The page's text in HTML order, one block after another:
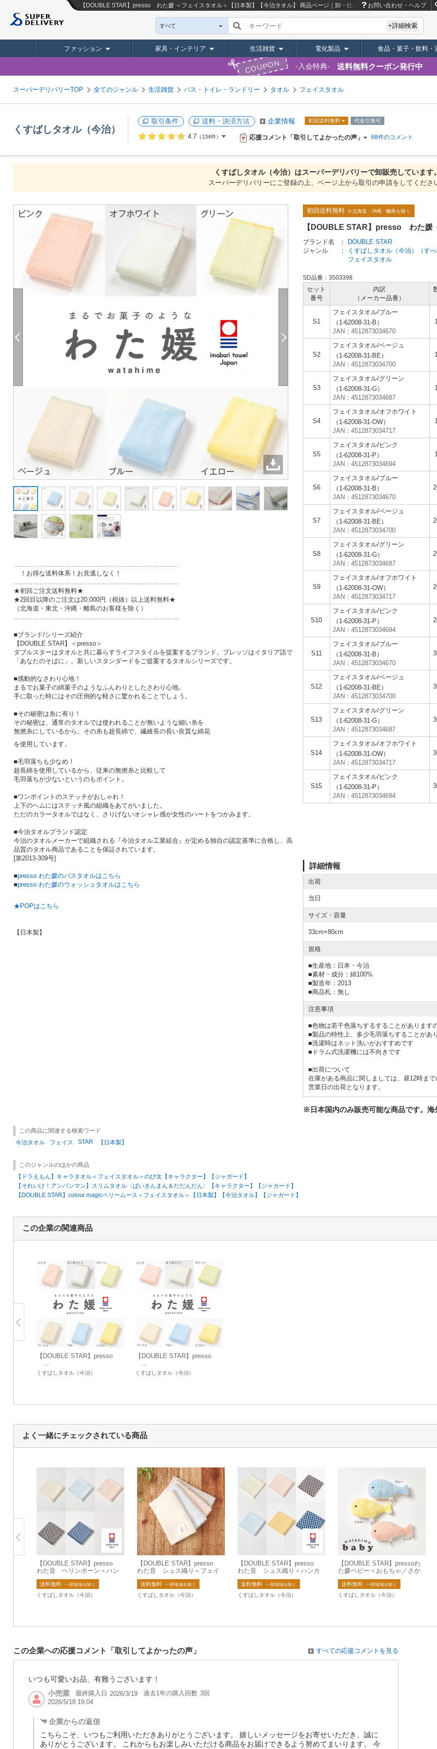
【DOUBLE STAR】presso わた媛 ＜フェイスタオル＞【日本製】【今治タオル】 商品ページ｜卸・仕入れサイト【スーパーデリバリ
お問い合わせ・ヘルプ
すべて キーワード +詳細検索
ファッション 家具・インテリア 生活雑貨 電化製品 食品・菓子・飲料・
COUPON 入会特典 送料無料クーポン発行中
スーパーデリバリーTOP 全てのジャンル 生活雑貨 バス・トイレ・ランドリー タオル フェイスタオル
くすばしタオル（今治）
取引条件 送料・決済方法 企業情報 初回送料無料 代金引換可
4.7（134件） 応援コメント「取引してよかったの声」 68件のコメント
くすばしタオル（今治）はスーパーデリバリーで卸販売しています。
スーパーデリバリーにご登録の上、ページ上から取引の申請をしてくださ
……………………………………………………………………
！お得な送料体系！お見逃しなく！
……………………………………………………………………
★初回ご注文送料無料★
★2回目以降のご注文は20,000円（税抜）以上送料無料★
（北海道・東北・沖縄・離島のお客様を除く）
……………………………………………………………………
■ブランド/シリーズ紹介
【DOUBLE STAR】＜presso＞
ダブルスターはタオルと共に暮らすライフスタイルを提案するブランド。プレッソはイタリア語で
「あなたのそばに」。新しいスタンダードをご提案するタオルシリーズです。
■感動的なさわり心地！
まるでお菓子の綿菓子のようなふんわりとしたさわり心地。
手に取った時にはその圧倒的な軽さに驚かれることでしょう。
■その秘密は糸に有り！
その秘密は、通常のタオルでは使われることが無いような細い糸を
無撚糸にしているから。その糸も超長綿で、繊維長の長い良質な綿花
を使用しています。
■毛羽落ちも少なめ！
超長綿を使用しているから、従来の無撚糸と比較して
毛羽落ちが少ないというのもポイント。
■ワンポイントのステッチがおしゃれ！
上下のヘムにはステッチ風の組織をあてがいました。
ただのカラータオルではなく、さりげないオシャレ感が女性のハートをつかみます。
■今治タオルブランド認定
今治のタオルメーカーで組織される『今治タオル工業組合』が定める独自の認定基準に合格し、高
品質のタオル商品であることを保証されています。
[第2013-309号]
■presso わた媛のバスタオルはこちら
■presso わた媛のウォッシュタオルはこちら
★POPはこちら
【日本製】
初回送料無料 ※北海道・沖縄・離島を除く
【DOUBLE STAR】presso わた媛
ブランド名 ：
DOUBLE STAR
ジャンル
： くすばしタオル（今治）（すべ
フェイスタオル
SD品番：3503398
セット
番号
内訳
（メーカー品番）
S1
フェイスタオル/ブルー
（1-62008-31-B）
JAN：4512873034670
S2
フェイスタオル/ベージュ
（1-62008-31-BE）
JAN：4512873034700
S3
フェイスタオル/グリーン
（1-62008-31-G）
JAN：4512873034687
S4
フェイスタオル/オフホワイト
（1-62008-31-OW）
JAN：4512873034717
S5
フェイスタオル/ピンク
（1-62008-31-P）
JAN：4512873034694
S6
フェイスタオル/ブルー
（1-62008-31-B）
JAN：4512873034670
S7
フェイスタオル/ベージュ
（1-62008-31-BE）
JAN：4512873034700
S8
フェイスタオル/グリーン
（1-62008-31-G）
JAN：4512873034687
S9
フェイスタオル/オフホワイト
（1-62008-31-OW）
JAN：4512873034717
S10
フェイスタオル/ピンク
（1-62008-31-P）
JAN：4512873034694
S11
フェイスタオル/ブルー
（1-62008-31-B）
JAN：4512873034670
S12
フェイスタオル/ベージュ
（1-62008-31-BE）
JAN：4512873034700
S13
フェイスタオル/グリーン
（1-62008-31-G）
JAN：4512873034687
S14
フェイスタオル/オフホワイト
（1-62008-31-OW）
JAN：4512873034717
S15
フェイスタオル/ピンク
（1-62008-31-P）
JAN：4512873034694
詳細情報
出荷
当日
サイズ・容量
33cm×80cm
規格
■生産地：日本・今治
■素材・成分：綿100%
■製造年：2013
■商品札：無し
注意事項
■色物は若干色落ちするすることがあります
■製品の特性上、多少毛羽落ちすることがあ
■洗濯時はネット洗いがおすすめです
■ドラム式洗濯機には不向きです
■出荷について
在庫がある商品に関しましては、昼12時ま
営業日の出荷となります。
※日本国内のみ販売可能な商品です。海
この商品に関連する検索ワード
今治タオル
フェイス STAR 【日本製】
このジャンルのほかの商品
【ドラえもん】キャラタオル＜フェイスタオル＞のび太【キャラクター】【ジャガード】
【それいけ！アンパンマン】スリムタオル〈ばいきんまん＆だだんだん〉【キャラクター】【ジャカード】
【DOUBLE STAR】colour magicベリームース＜フェイスタオル＞【日本製】【今治タオル】【ジャガード】
この企業の関連商品
【DOUBLE STAR】presso
...
くすばしタオル（今治）
【DOUBLE STAR】presso
...
くすばしタオル（今治）
よく一緒にチェックされている商品
【DOUBLE STAR】presso
わた音 ヘリンボーン＜ハン
カチーフ＞【日本製】【今治
タオル】
送料無料 一部地域を除く
くすばしタオル（今治）
【DOUBLE STAR】presso
わた音 シュス織り＜フェイ
スタオル＞【日本製】【今治
タオル】
送料無料 一部地域を除く
くすばしタオル（今治）
【DOUBLE STAR】presso
わた音 シュス織り＜ハンカ
チーフ＞【日本製】【今治タ
オル】
送料無料 一部地域を除く
くすばしタオル（今治）
【DOUBLE STAR】pressoわ
た媛ベビー＜おもちゃ／さか
な＞【日本製】 ※在庫限り
送料無料 一部地域を除く
くすばしタオル（今治）
この企業への応援コメント「取引してよかったの声」 すべての応援コメントを見る
いつも可愛いお品、有難うございます！
小売業
最終購入日 2026/3/19 過去1年の購入回数 3回
2026/5/18 19:04
企業からの返信
こちらこそ、いつもご利用いただきありがとうございます。 嬉しいメッセージをお寄せいただき、誠に
ありがとうございます。 これからもお楽しみいただける商品をお届けできるよう努めてまいります。 今